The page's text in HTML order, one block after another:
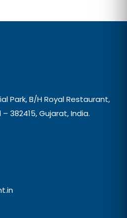
Park, B/H Royal Restaurant,
382415, Gujarat, India.